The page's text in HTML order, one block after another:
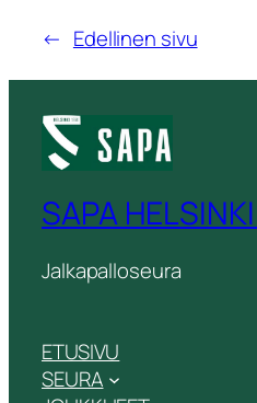
← Edellinen sivu
SAPA
Jalkapalloseura
ETUSIVU
SEURA